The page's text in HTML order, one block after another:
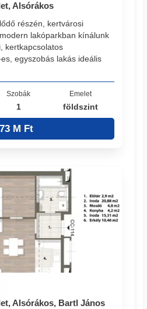
Alsórákos
részén, kertvárosi
lakóparkban kínálunk
kertkapcsolatos
egyszobás lakás ideális
Szobák
1
Emelet
földszint
73 M Ft
Alsórákos, Bartl János